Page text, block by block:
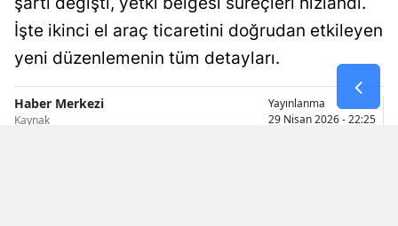
Muş
Niğde
İşte ikinci el araç ticaretini doğrudan etkileyen
yeni düzenlemenin tüm detayları.
Haber Merkezi
Kaynak
Yayınlanma
29 Nisan 2026 - 22:25